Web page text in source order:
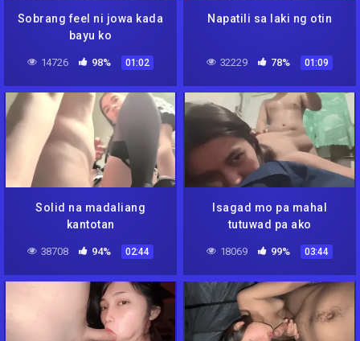
Sobrang feel ni jowa kada
bayu ko
14726 98% 01:02
Napatili sa laki ng otin
32229 78% 01:09
Solid na madaliang
kantotan
38708 94% 02:44
Isagad mo pa mahal
tutuwad pa ako
18069 99% 03:44